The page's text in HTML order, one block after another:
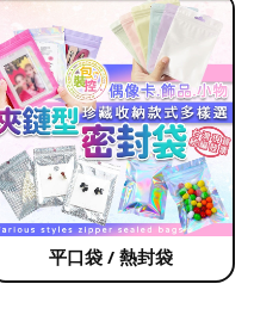
平口袋 / 熱封袋